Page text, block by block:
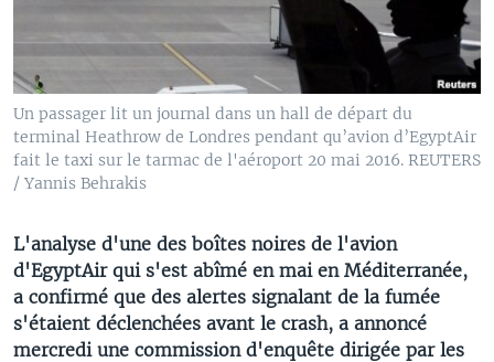
Un passager lit un journal dans un hall de départ du
terminal Heathrow de Londres pendant qu’avion d’EgyptAir
fait le taxi sur le tarmac de l'aéroport 20 mai 2016. REUTERS
/ Yannis Behrakis
L'analyse d'une des boîtes noires de l'avion
d'EgyptAir qui s'est abîmé en mai en Méditerranée,
a confirmé que des alertes signalant de la fumée
s'étaient déclenchées avant le crash, a annoncé
mercredi une commission d'enquête dirigée par les